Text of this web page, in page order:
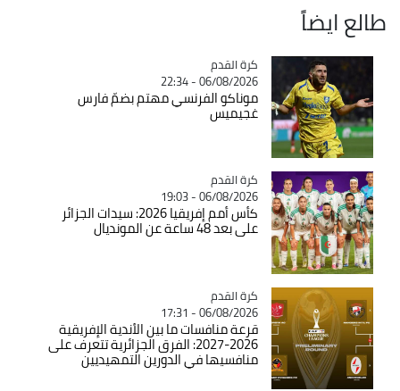
طالع ايضاً
Catégorie
كرة القدم
06/08/2026 - 22:34
موناكو الفرنسي مهتم بضمّ فارس
غجيميس
Catégorie
كرة القدم
06/08/2026 - 19:03
كأس أمم إفريقيا 2026: سيدات الجزائر
على بعد 48 ساعة عن المونديال
Catégorie
كرة القدم
06/08/2026 - 17:31
قرعة منافسات ما بين الأندية الإفريقية
2026-2027: الفرق الجزائرية تتعرف على
منافسيها في الدورين التمهيديين